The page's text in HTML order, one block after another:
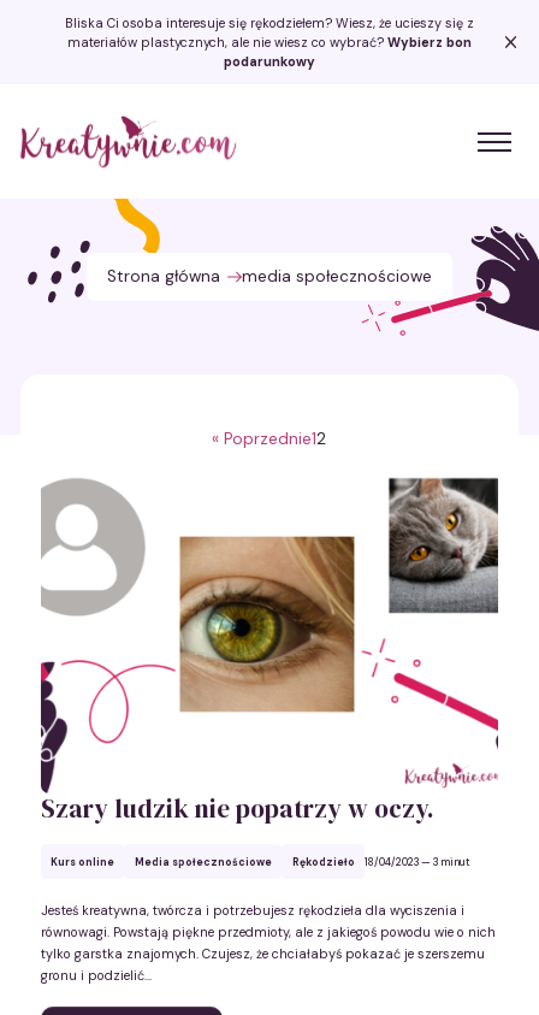
Bliska Ci osoba interesuje się rękodziełem? Wiesz, że ucieszy się z
materiałów plastycznych, ale nie wiesz co wybrać? Wybierz bon
podarunkowy
Kreatywnie.com
Strona główna media społecznościowe
« Poprzednie12
Szary ludzik nie popatrzy w oczy.
Kurs online Media społecznościowe Rękodzieło 18/04/2023— 3 minut
Jesteś kreatywna, twórcza i potrzebujesz rękodzieła dla wyciszenia i
równowagi. Powstają piękne przedmioty, ale z jakiegoś powodu wie o nich
tylko garstka znajomych. Czujesz, że chciałabyś pokazać je szerszemu
gronu i podzielić...